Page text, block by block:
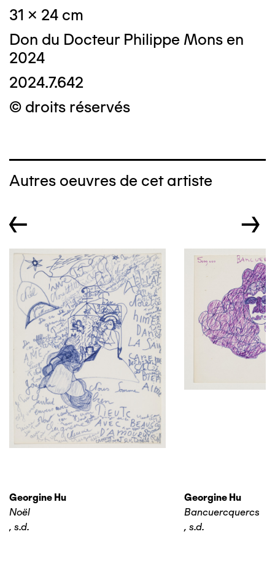
31 x 24 cm
Don du Docteur Philippe Mons en
2024
2024.7.642
© droits réservés
Autres oeuvres de cet artiste
← →
Georgine Hu
Noël
, s.d.
Georgine Hu
Bancuercquercs
, s.d.